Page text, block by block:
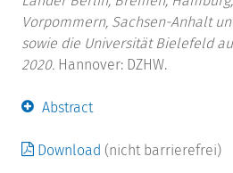
Vorpommern, Sachsen-Anhalt
sowie die Universität Bielefeld
2020. Hannover: DZHW.
Abstract
Download (nicht barrierefrei)